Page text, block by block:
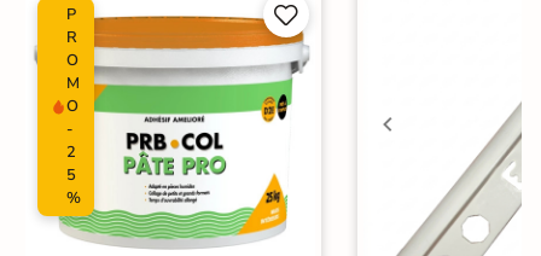
Pose Coller
Support
Ancien carrelage
Placo, tout type de support mural
Normes Certification CE
Origine Espagne
P
R
O
M
O
-
2
5
%

